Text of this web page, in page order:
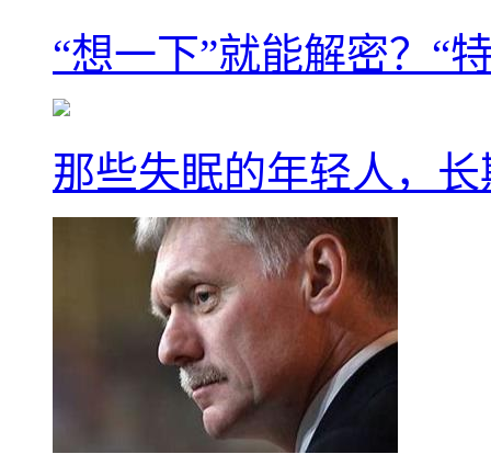
“想一下”就能解密？“
那些失眠的年轻人，